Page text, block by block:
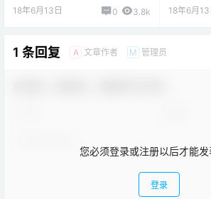
18年6月13日 0 3.8k 18年6月13
1 条回复 A 文章作者 M 管理员
您必须登录或注册以后才能
登录